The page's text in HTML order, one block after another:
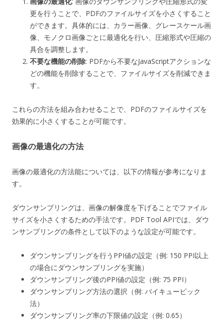
更を行うことで、PDFのファイルサイズを小さくすること
ができます。具体的には、カラー画像、グレースケール画
像、モノクロ画像ごとに最適化を行い、圧縮形式や圧縮の
具合を調整します。
不要な機能の削除: PDFから不要なJavaScriptアクションな
どの機能を削除することで、ファイルサイズを削減できま
す。
これらの方法を組み合わせることで、PDFのファイルサイズを
効果的に小さくすることが可能です。
画像の最適化の方法
画像の最適化の方法能については、以下の情報が参考になりま
す。
ダウンサンプリングは、画像の解像度を下げることでファイル
サイズを小さくするための手法です。PDF Tool APIでは、ダウ
ンサンプリングの条件として以下のような設定が可能です。
ダウンサンプリングを行うPPI値の設定（例: 150 PPI以上
の場合にダウンサンプリングを実施）
ダウンサンプリング後のPPI値の設定（例: 75 PPI）
ダウンサンプリング方法の選択（例: バイキュービック
法）
ダウンサンプリング率の下限値の設定（例: 0.65）